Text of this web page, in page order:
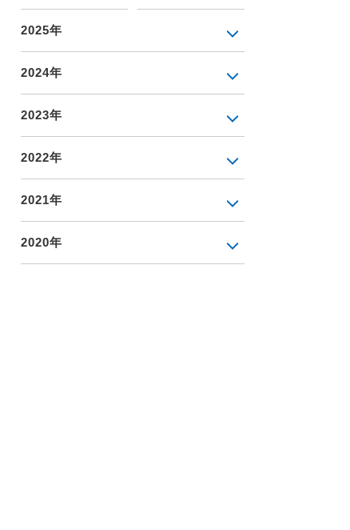
2025年
2024年
2023年
2022年
2021年
2020年